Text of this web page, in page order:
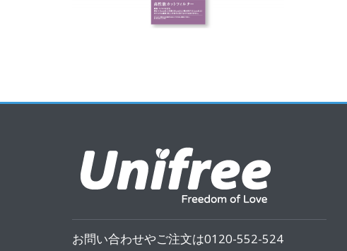
お問い合わせやご注文は0120-552-524